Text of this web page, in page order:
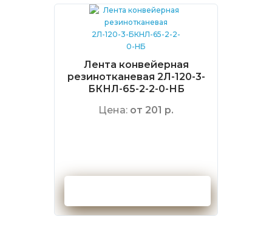
Лента конвейерная
резинотканевая 2Л-120-3-
БКНЛ-65-2-2-0-НБ
Цена: от 201 р.